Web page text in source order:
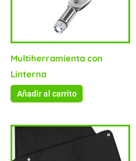
Multiherramienta con
Linterna
Añadir al carrito